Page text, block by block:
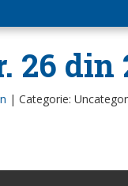
26 din
| Categorie: